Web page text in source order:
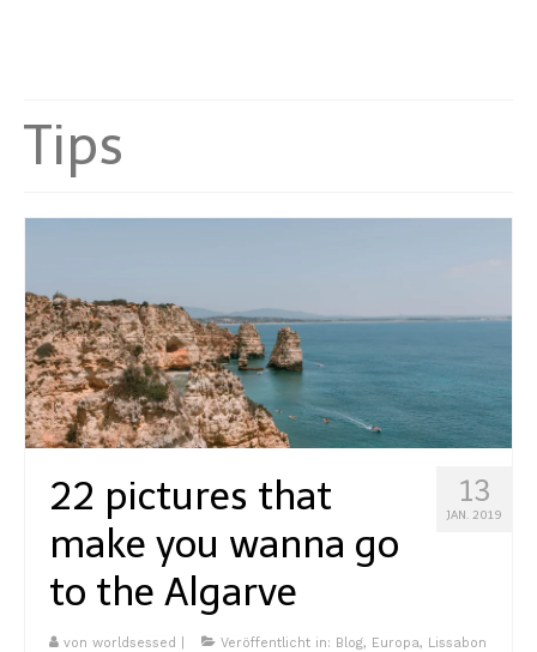
Schweiz
Hong Kong
Indonesien
Kambodscha
Laos
Malaysia
Myanmar
Singapur
Tips
13
JAN. 2019
22 pictures that
make you wanna go
to the Algarve
von worldsessed Veröffentlicht in: Blog, Europa, Lissabon